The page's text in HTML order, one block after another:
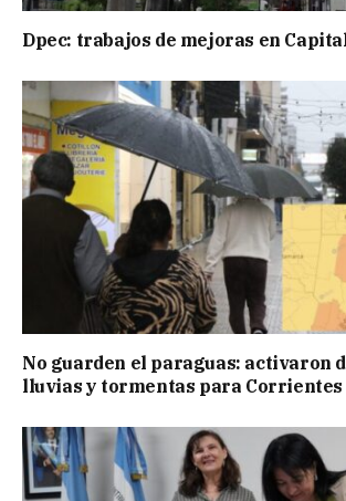
Dpec: trabajos de mejoras en
No guarden el paraguas: activaron
lluvias y tormentas para Corrientes